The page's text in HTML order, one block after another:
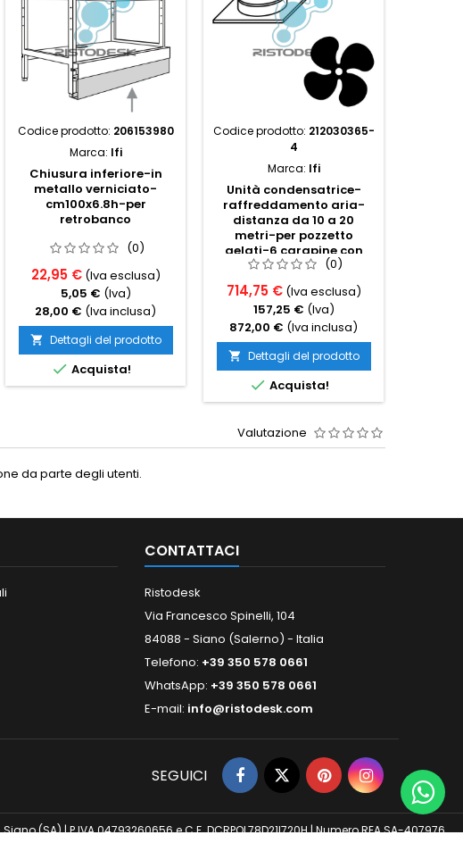
Codice prodotto: 206153980
Marca: Ifi
Chiusura inferiore-in
metallo verniciato-
cm100x6.8h-per
retrobanco
(0)
22,95 € (Iva esclusa)
5,05 € (Iva)
28,00 € (Iva inclusa)
 Dettagli del prodotto
 Acquista!
Codice prodotto: 212030365-
4
Marca: Ifi
Unità condensatrice-
raffreddamento aria-
distanza da 10 a 20
metri-per pozzetto
gelati-6 carapine con
riserva
(0)
714,75 € (Iva esclusa)
157,25 € (Iva)
872,00 € (Iva inclusa)
 Dettagli del prodotto
 Acquista!
Valutazione
da parte degli utenti.
CONTATTACI
Ristodesk
Via Francesco Spinelli, 104
84088 - Siano (Salerno) - Italia
Telefono: +39 350 578 0661
WhatsApp: +39 350 578 0661
E-mail: info@ristodesk.com
SEGUICI
(SA) | P.IVA 04793260656 e C.F. DCRPQL78D21I720H | Numero REA SA-407976